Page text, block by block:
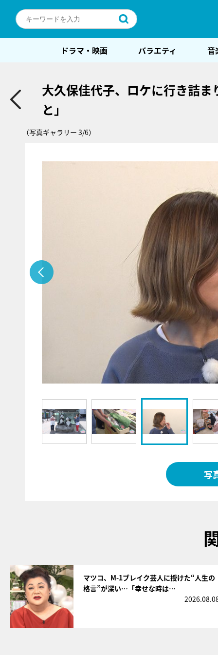
ドラマ・映画 バラエティ 音
大久保佳代子、ロケに行き詰
と」
（写真ギャラリー 3/6）
写
マツコ、M-1ブレイク芸人に授けた“人生の
格言”が深い…「幸せな時は…